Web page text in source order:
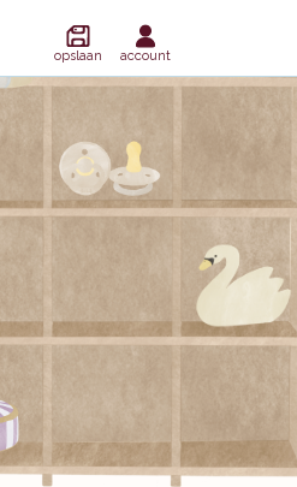
opslaan account